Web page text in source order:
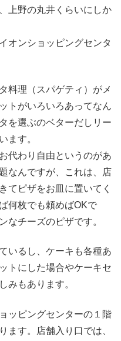
上野の丸井くらいにしか
オンショッピングセンタ
料理（スパゲティ）がメ
トがいろいろあってなん
を選ぶのベターだしリー
ます。
代わり自由というのがあ
なんですが、これは、店
てピザをお皿に置いてく
何枚でも頼めばOKで
なチーズのピザです。
いるし、ケーキも各種あ
トにした場合やケーキセ
みもあります。
ッピングセンターの１階
ます。店舗入り口では、